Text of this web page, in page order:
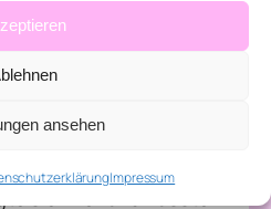
ansehen
Impressum
Gesicht. Sein
sanft im Schein
„Du bist kein
mehr, Jennifer. Du
Chaos. Und wir sind
– und deine